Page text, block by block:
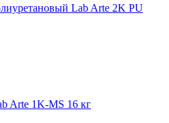
Lab Arte 2K PU
Arte 1K-MS 16 кг